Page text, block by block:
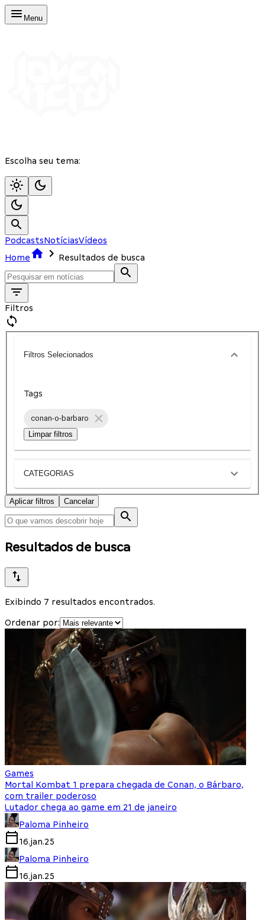
Menu
Escolha seu tema:
PodcastsNotíciasVídeos
Home
Resultados de busca
Filtros
Filtros Selecionados
Tags
conan-o-barbaro
Limpar filtros
CATEGORIAS
Aplicar filtros Cancelar
Resultados de busca
Exibindo 7 resultados encontrados.
Ordenar por:
Games
Mortal Kombat 1 prepara chegada de Conan, o Bárbaro,
com trailer poderoso
Lutador chega ao game em 21 de janeiro
Paloma Pinheiro
16.jan.25
Paloma Pinheiro
16.jan.25